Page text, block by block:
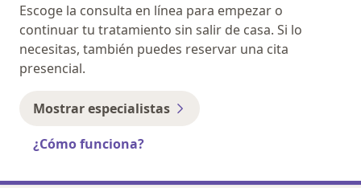
Escoge la consulta en línea para empezar o
continuar tu tratamiento sin salir de casa. Si lo
necesitas, también puedes reservar una cita
presencial.
Mostrar especialistas
¿Cómo funciona?